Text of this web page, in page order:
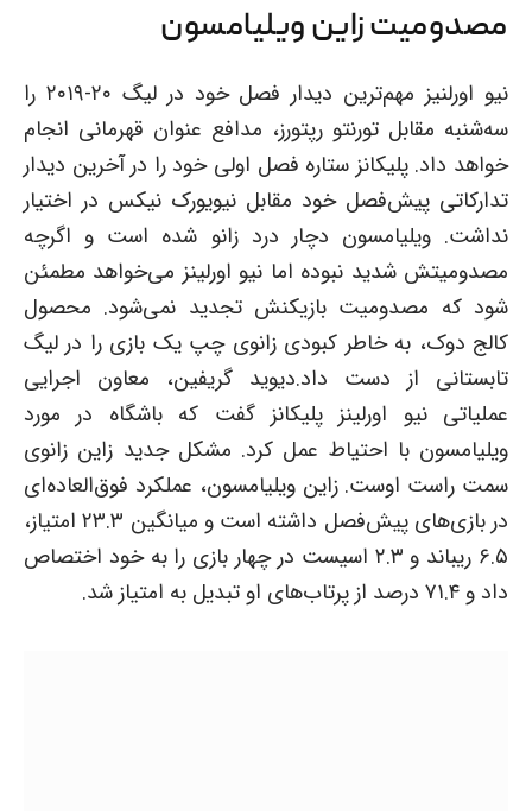
مصدومیت زاین ویلیامسون
نیو اورلنیز مهم‌ترین دیدار فصل خود در لیگ ۲۰-۲۰۱۹ را
سه‌شنبه مقابل تورنتو رپتورز، مدافع عنوان قهرمانی انجام
خواهد داد. پلیکانز ستاره فصل اولی خود را در آخرین دیدار
تدارکاتی پیش‌فصل خود مقابل نیویورک نیکس در اختیار
نداشت. ویلیامسون دچار درد زانو شده است و اگرچه
مصدومیتش شدید نبوده اما نیو اورلینز می‌خواهد مطمئن
شود که مصدومیت بازیکنش تجدید نمی‌شود. محصول
کالج دوک، به خاطر کبودی زانوی چپ یک بازی را در لیگ
تابستانی از دست داد.دیوید گریفین، معاون اجرایی
عملیاتی نیو اورلینز پلیکانز گفت که باشگاه در مورد
ویلیامسون با احتیاط عمل کرد. مشکل جدید زاین زانوی
سمت راست اوست. زاین ویلیامسون، عملکرد فوق‌العاده‌ای
در بازی‌های پیش‌فصل داشته است و میانگین ۲۳.۳ امتیاز،
۶.۵ ریباند و ۲.۳ اسیست در چهار بازی را به خود اختصاص
داد و ۷۱.۴ درصد از پرتاب‌های او تبدیل به امتیاز شد.